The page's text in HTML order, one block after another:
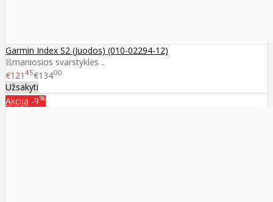
Garmin Index S2 (Juodos) (010-02294-12)
Išmaniosios svarstyklės ..
€121 45€13400
Užsakyti
Akcija -9%